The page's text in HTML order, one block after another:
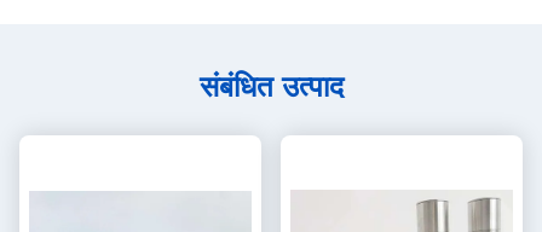
संबंधित उत्पाद